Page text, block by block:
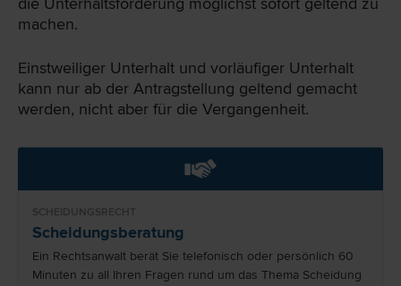
machen.
Einstweiliger Unterhalt und vorläufiger Unterhalt
kann nur ab der Antragstellung geltend gemacht
werden, nicht aber für die Vergangenheit.
SCHEIDUNGSRECHT
Scheidungsberatung
Ein Rechtsanwalt berät Sie telefonisch oder persönlich 60
Minuten zu all Ihren Fragen rund um das Thema Scheidung